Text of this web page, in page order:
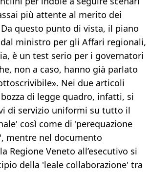
più attente al merito dei
questo punto di vista, il piano
ministro per gli Affari regionali,
è un test serio per i governatori
non a caso, hanno già parlato
Nei due articoli
di legge quadro, infatti, si
di servizio uniformi su tutto il
così come di 'perequazione
mentre nel documento
Regione Veneto all’esecutivo si
della 'leale collaborazione' tra